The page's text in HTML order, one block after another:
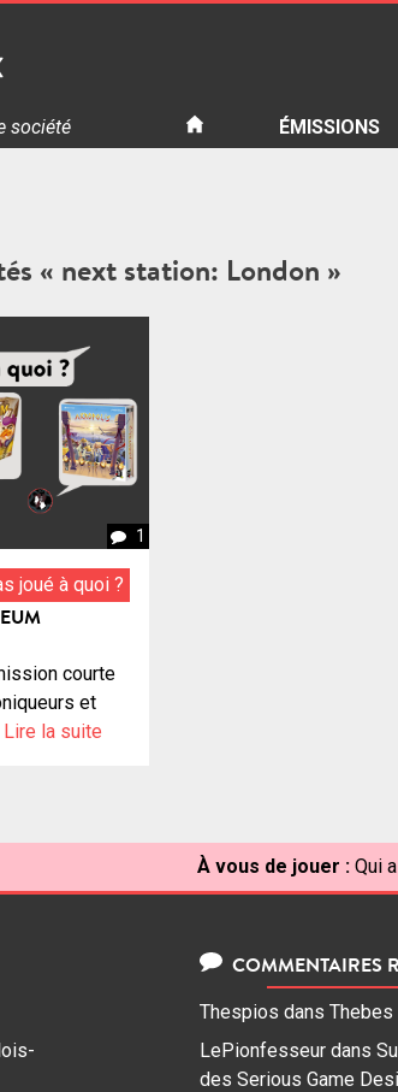
de jeux de société
société ÉMISSIONS
« next station: London »
1
joué à quoi ?
courte
et
Lire la suite
À vous de jouer : Qui
COMMENTAIRES
Thespios dans
LePionfesseur dans
des Serious Game